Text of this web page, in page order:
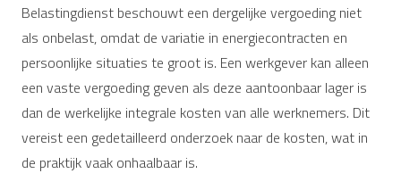
Belastingdienst beschouwt een dergelijke vergoeding niet
als onbelast, omdat de variatie in energiecontracten en
persoonlijke situaties te groot is. Een werkgever kan alleen
een vaste vergoeding geven als deze aantoonbaar lager is
dan de werkelijke integrale kosten van alle werknemers. Dit
vereist een gedetailleerd onderzoek naar de kosten, wat in
de praktijk vaak onhaalbaar is.